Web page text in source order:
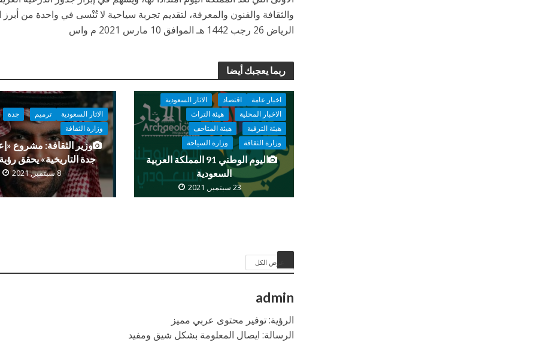
والثقافة والفنون والمعرفة، لتقديم تجربة سياحية لا تُنْسى في واحدة من أبرز
الرياض 26 رجب 1442 هـ الموافق 10 مارس 2021 م واس
ربما يعجبك أيضا
اخبار عامة اقتصاد
الاثار السعودية
الاخبار المحلية
هيئة التراث
هيئة الترفية
هيئة المتاحف
وزارة الثقافة
وزارة السياحة
اليوم الوطني 91 المملكة العربية
السعودية
23 سبتمبر, 2021
الاثار السعودية ترميم
جدة
وزارة الثقافة
وزير الثقافة: مشروع
جدة التاريخية» يحقق رؤية 2030
8 سبتمبر, 2021
عرض الكل
admin
الرؤية: توفير محتوى عربي مميز
الرسالة: ايصال المعلومة بشكل شيق ومفيد